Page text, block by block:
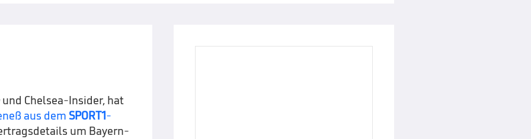
und Chelsea-Insider, hat
aus dem SPORT1-
um Bayern-